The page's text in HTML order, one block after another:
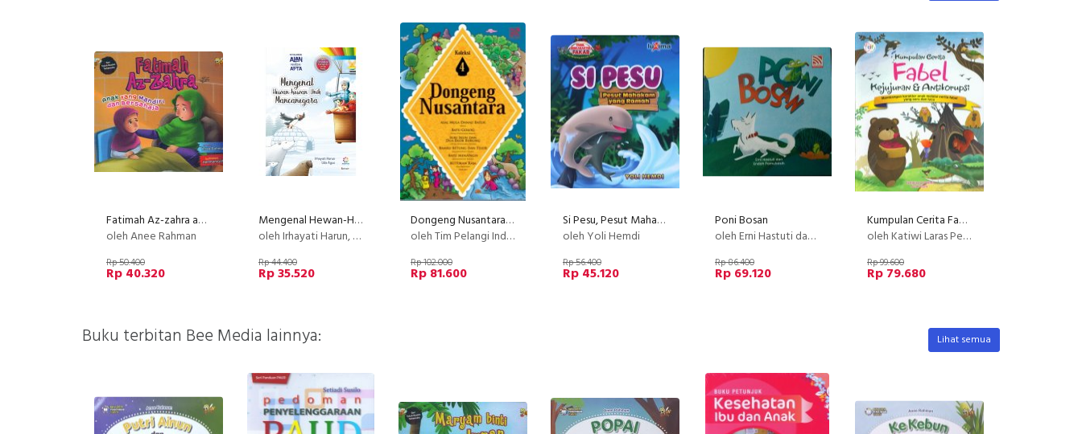
Fatimah Az-zahra anak yang mandiri dan bersahaja
oleh Anee Rahman
Rp 50.400
Rp 40.320
Mengenal Hewan-Hewan Unik Mancanegara
oleh Irhayati Harun, Uda Agus
Rp 44.400
Rp 35.520
Dongeng Nusantara - Koleksi 4
oleh Tim Pelangi Indonesia
Rp 102.000
Rp 81.600
Si Pesu, Pesut Mahakam yang Ramah
oleh Yoli Hemdi
Rp 56.400
Rp 45.120
Poni Bosan
oleh Erni Hastuti dan Endah Pamulatsih
Rp 86.400
Rp 69.120
Kumpulan Cerita Fabel kejujuran & Antikorupsi
oleh Katiwi Laras Pertiwi | Nunik Utami
Rp 99.600
Rp 79.680
Buku terbitan Bee Media lainnya: Lihat semua